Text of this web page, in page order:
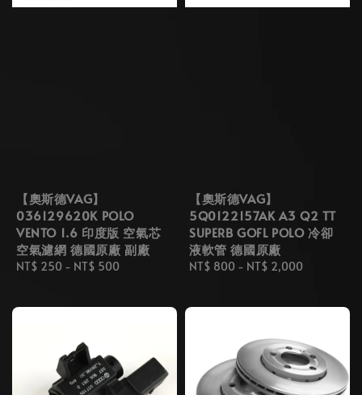
【奧斯德VAG】
036129620K POLO
VENTO 1.6 印度版 空氣芯
空氣濾網 德國原廠 副廠
Regular
NT$ 250 - NT$ 500
【奧斯德VAG】
5Q0122157AK A3 Q2 TT
SUPERB GOFL POLO 冷卻
液軟管 德國原廠
Regular
NT$ 800 - NT$ 2,000